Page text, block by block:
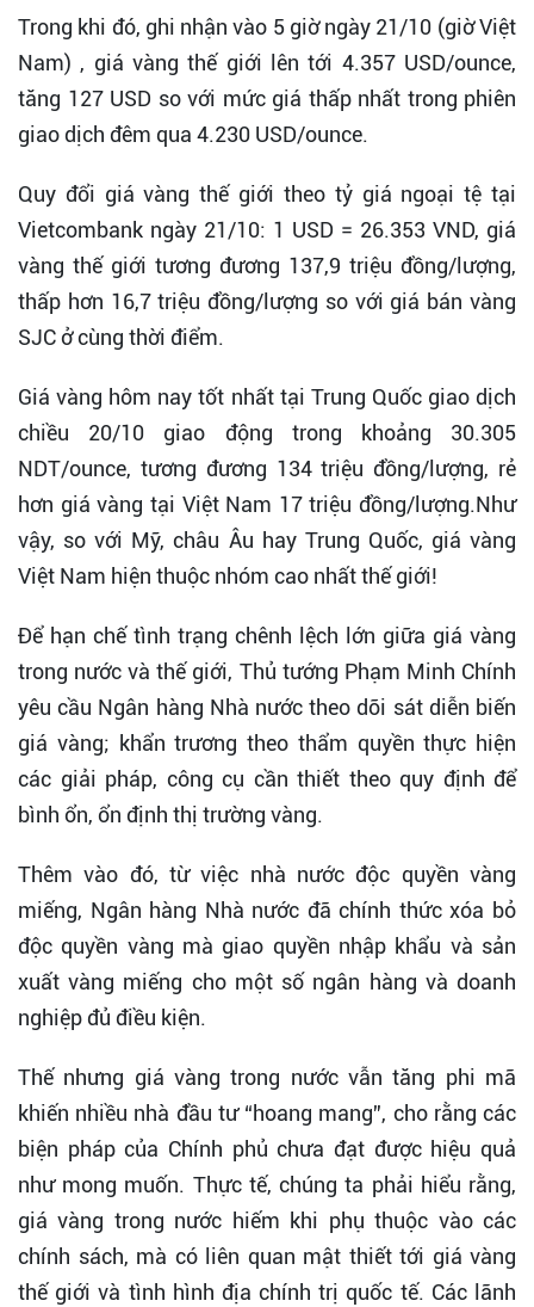
Trong khi đó, ghi nhận vào 5 giờ ngày 21/10 (giờ Việt
Nam) , giá vàng thế giới lên tới 4.357 USD/ounce,
tăng 127 USD so với mức giá thấp nhất trong phiên
giao dịch đêm qua 4.230 USD/ounce.
Quy đổi giá vàng thế giới theo tỷ giá ngoại tệ tại
Vietcombank ngày 21/10: 1 USD = 26.353 VND, giá
vàng thế giới tương đương 137,9 triệu đồng/lượng,
thấp hơn 16,7 triệu đồng/lượng so với giá bán vàng
SJC ở cùng thời điểm.
Giá vàng hôm nay tốt nhất tại Trung Quốc giao dịch
chiều 20/10 giao động trong khoảng 30.305
NDT/ounce, tương đương 134 triệu đồng/lượng, rẻ
hơn giá vàng tại Việt Nam 17 triệu đồng/lượng.Như
vậy, so với Mỹ, châu Âu hay Trung Quốc, giá vàng
Việt Nam hiện thuộc nhóm cao nhất thế giới!
Để hạn chế tình trạng chênh lệch lớn giữa giá vàng
trong nước và thế giới, Thủ tướng Phạm Minh Chính
yêu cầu Ngân hàng Nhà nước theo dõi sát diễn biến
giá vàng; khẩn trương theo thẩm quyền thực hiện
các giải pháp, công cụ cần thiết theo quy định để
bình ổn, ổn định thị trường vàng.
Thêm vào đó, từ việc nhà nước độc quyền vàng
miếng, Ngân hàng Nhà nước đã chính thức xóa bỏ
độc quyền vàng mà giao quyền nhập khẩu và sản
xuất vàng miếng cho một số ngân hàng và doanh
nghiệp đủ điều kiện.
Thế nhưng giá vàng trong nước vẫn tăng phi mã
khiến nhiều nhà đầu tư “hoang mang”, cho rằng các
biện pháp của Chính phủ chưa đạt được hiệu quả
như mong muốn. Thực tế, chúng ta phải hiểu rằng,
giá vàng trong nước hiếm khi phụ thuộc vào các
chính sách, mà có liên quan mật thiết tới giá vàng
thế giới và tình hình địa chính trị quốc tế. Các lãnh